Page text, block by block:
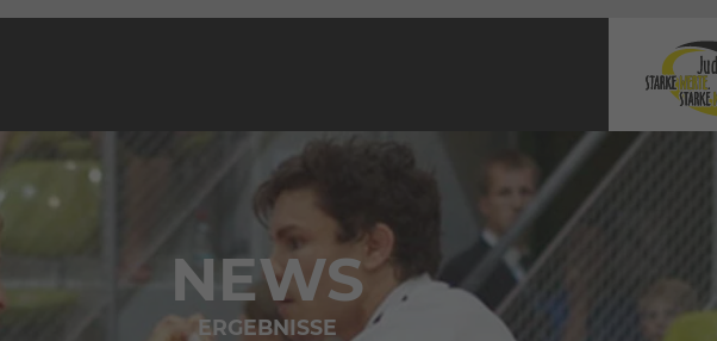
NEWS
ERGEBNISSE